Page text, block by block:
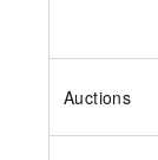
Auctions